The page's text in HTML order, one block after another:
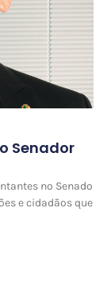
Senador
no Senado
e cidadãos que